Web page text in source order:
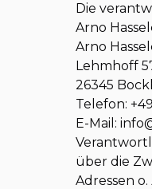
Die
Arno
Arno
Lehmhoff
26345
Telefon:
E-Mail:
über die
Adressen